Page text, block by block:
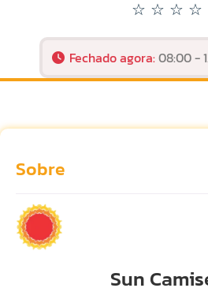
☆ ☆ ☆ ☆
Fechado agora:08:00 -
Sobre
Sun